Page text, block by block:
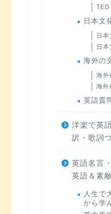
日本文
日
日
海外の
海外
海外
英語質
洋楽で英
訳・歌詞つ
英語名言
英語＆素
人生で
から学